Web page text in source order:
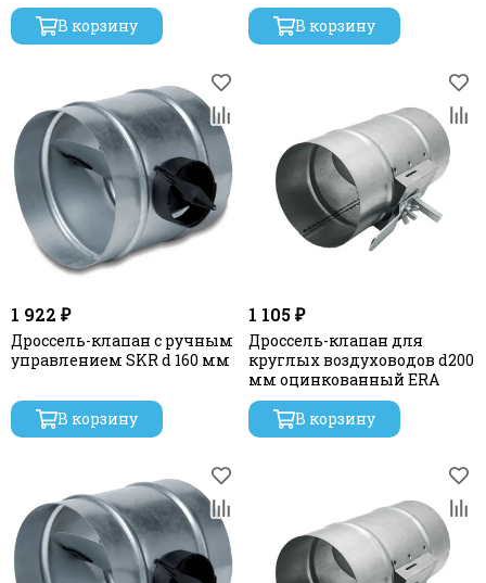
В корзину
В корзину
1 922 ₽
Дроссель-клапан с ручным
управлением SKR d 160 мм
В корзину
1 105 ₽
Дроссель-клапан для
круглых воздуховодов d200
мм оцинкованный ERA
В корзину